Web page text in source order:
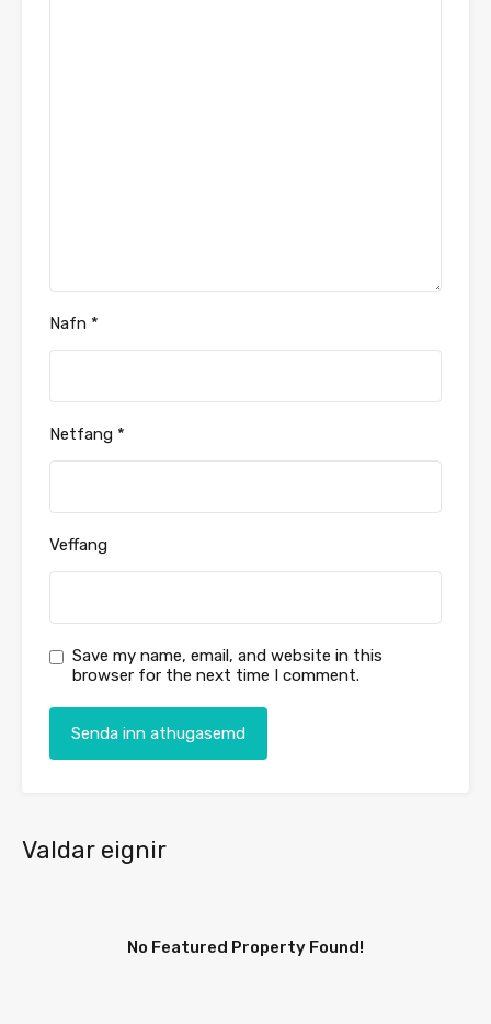
Nafn *
Netfang *
Veffang
Save my name, email, and website in this
browser for the next time I comment.
Valdar eignir
No Featured Property Found!